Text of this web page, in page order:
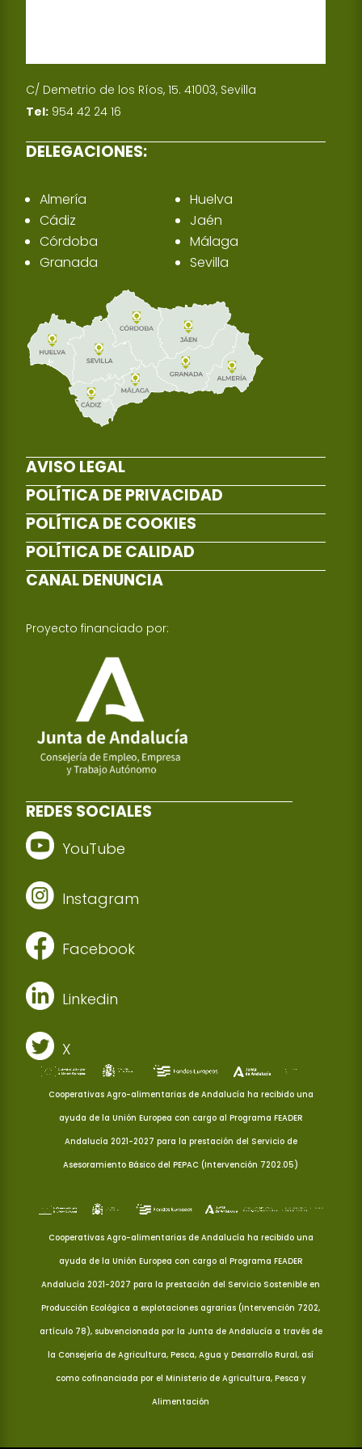
C/ Demetrio de los Ríos, 15. 41003, Sevilla
Tel: 954 42 24 16
DELEGACIONES:
Almería
Cádiz
Córdoba
Granada
Huelva
Jaén
Málaga
Sevilla
AVISO LEGAL
POLÍTICA DE PRIVACIDAD
POLÍTICA DE COOKIES
POLÍTICA DE CALIDAD
CANAL DENUNCIA
Proyecto financiado por:
REDES SOCIALES
YouTube
Instagram
Facebook
Linkedin
X
Cooperativas Agro-alimentarias de Andalucía ha recibido una
ayuda de la Unión Europea con cargo al Programa FEADER
Andalucía 2021-2027 para la prestación del Servicio de
Asesoramiento Básico del PEPAC (Intervención 7202.05)
Cooperativas Agro-alimentarias de Andalucía ha recibido una
ayuda de la Unión Europea con cargo al Programa FEADER
Andalucía 2021-2027 para la prestación del Servicio Sostenible en
Producción Ecológica a explotaciones agrarias (Intervención 7202,
artículo 78), subvencionada por la Junta de Andalucía a través de
la Consejería de Agricultura, Pesca, Agua y Desarrollo Rural, así
como cofinanciada por el Ministerio de Agricultura, Pesca y
Alimentación